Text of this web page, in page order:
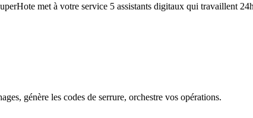
met à votre service 5 assistants digitaux qui travaillent
génère les codes de serrure, orchestre vos opérations.